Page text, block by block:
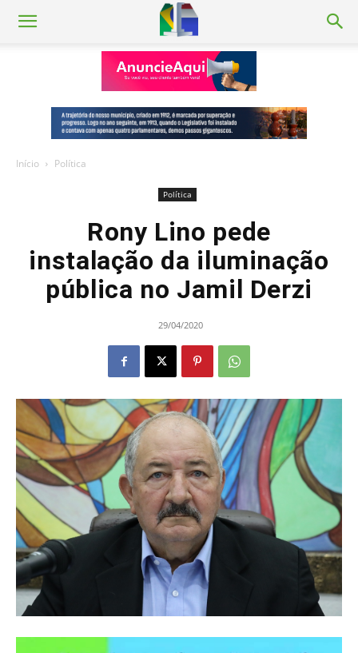
Início Política
Política
Rony Lino pede
instalação da iluminação
pública no Jamil Derzi
29/04/2020